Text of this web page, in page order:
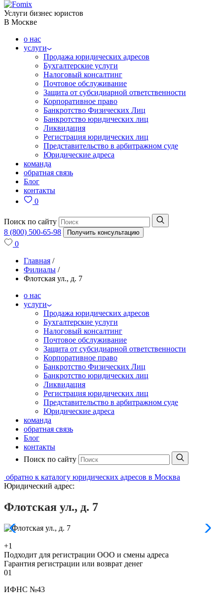
Услуги бизнес юристов
В Москве
о нас
услуги
Продажа юридических адресов
Бухгалтерские услуги
Налоговый консалтинг
Почтовое обслуживание
Защита от субсидиарной ответственности
Корпоративное право
Банкротство Физических Лиц
Банкротство юридических лиц
Ликвидация
Регистрация юридических лиц
Представительство в арбитражном суде
Юридические адреса
команда
обратная связь
Блог
контакты
0
Поиск по сайту
8 (800) 500-65-98
Получить консультацию
0
Главная /
Филиалы /
Флотская ул., д. 7
о нас
услуги
Продажа юридических адресов
Бухгалтерские услуги
Налоговый консалтинг
Почтовое обслуживание
Защита от субсидиарной ответственности
Корпоративное право
Банкротство Физических Лиц
Банкротство юридических лиц
Ликвидация
Регистрация юридических лиц
Представительство в арбитражном суде
Юридические адреса
команда
обратная связь
Блог
контакты
Поиск по сайту
обратно к каталогу юридических адресов в Москва
Юридический адрес:
Флотская ул., д. 7
+1
Подходит для регистрации ООО и смены адреса
Гарантия регистрации или возврат денег
01
ИФНС №43